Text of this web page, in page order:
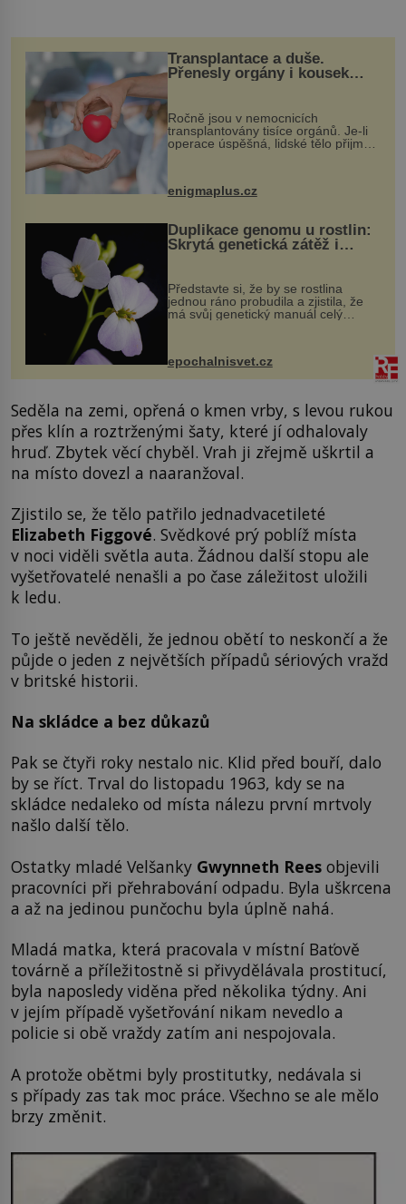
Transplantace a duše.
Přenesly orgány i kousek
Ročně jsou v nemocnicích
transplantovány tisíce orgánů. Je-li
operace úspěšná, lidské tělo přijme
enigmaplus.cz
Duplikace genomu u rostlin:
Skrytá genetická zátěž i
Představte si, že by se rostlina
jednou ráno probudila a zjistila, že
má svůj genetický manuál celý
vstupenka...
epochalnisvet.cz
Seděla na zemi, opřená o kmen vrby, s levou rukou
přes klín a roztrženými šaty, které jí odhalovaly
hruď. Zbytek věcí chyběl. Vrah ji zřejmě uškrtil a
na místo dovezl a naaranžoval.
Zjistilo se, že tělo patřilo jednadvacetileté
Elizabeth Figgové. Svědkové prý poblíž místa
v noci viděli světla auta. Žádnou další stopu ale
vyšetřovatelé nenašli a po čase záležitost uložili
k ledu.
To ještě nevěděli, že jednou obětí to neskončí a že
půjde o jeden z největších případů sériových vražd
v britské historii.
Na skládce a bez důkazů
Pak se čtyři roky nestalo nic. Klid před bouří, dalo
by se říct. Trval do listopadu 1963, kdy se na
skládce nedaleko od místa nálezu první mrtvoly
našlo další tělo.
Ostatky mladé Velšanky Gwynneth Rees objevili
pracovníci při přehrabování odpadu. Byla uškrcena
a až na jedinou punčochu byla úplně nahá.
Mladá matka, která pracovala v místní Baťově
továrně a příležitostně si přivydělávala prostitucí,
byla naposledy viděna před několika týdny. Ani
v jejím případě vyšetřování nikam nevedlo a
policie si obě vraždy zatím ani nespojovala.
A protože obětmi byly prostitutky, nedávala si
s případy zas tak moc práce. Všechno se ale mělo
brzy změnit.